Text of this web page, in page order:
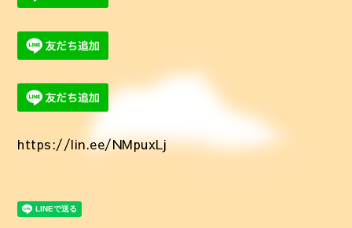
https://lin.ee/NMpuxLj